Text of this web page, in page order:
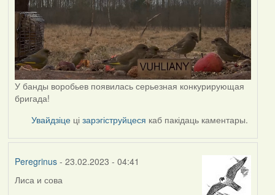
У банды воробьев появилась серьезная конкурирующая
бригада!
Увайдзіце цізарэгіструйцеся каб пакідаць каментары.
Peregrinus- 23.02.2023 - 04:41
Лиса и сова